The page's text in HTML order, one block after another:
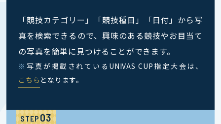
「競技カテゴリー」「競技種目」「日付」から写
真を検索できるので、興味のある競技やお目当て
の写真を簡単に見つけることができます。
※ 写真が掲載されているUNIVAS CUP指定大会は、
こちら となります。
STEP